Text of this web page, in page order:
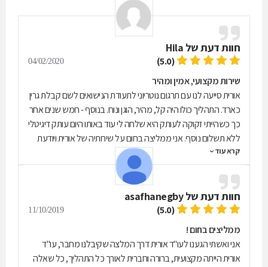
חוות דעת של Hila
(5.0)
04/02/2020
שירות מקצועי, אמין ומהיר
אורית סייעה לנו עם תרגום נוטריוני לתעודת הנישואים לשם קבלת גרין
כארד. התהליך כולו היה קל, מהיר, הוגן ונוח. בנוסף - חמש שנים אחר
כך כשהייתי זקוקה לעותק היא שלחה לי עוד באותו היום עותק דיגיטלי
ללא תשלום נוסף. אני ממליצה בחום על שירותיה של אורית ויודעת
שאני בהחלט אעבוד איתה שוב!
קרא עוד
חוות דעת שלasafhanegby
(5.0)
11/10/2019
ממליצים בחום !
אני ואשתי הגענו לעו"ד אורית דרך המלצה שקיבלנו מחבר, עו"ד
אורית הייתה מקצועית, ברורה וחברית לאורך כל התהליך, כל שאלה